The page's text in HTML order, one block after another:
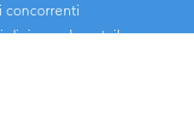
concorrenti
di ricerca long tail